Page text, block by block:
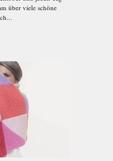
über viele schöne